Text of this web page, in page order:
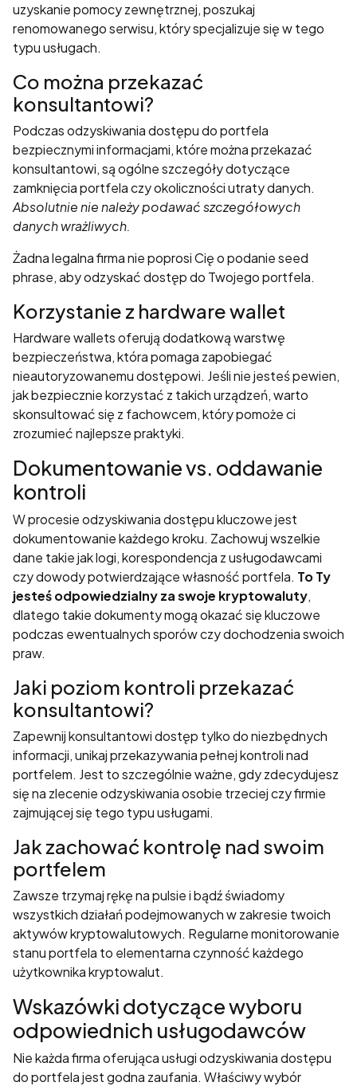
uzyskanie pomocy zewnętrznej, poszukaj
renomowanego serwisu, który specjalizuje się w tego
typu usługach.
Co można przekazać
konsultantowi?
Podczas odzyskiwania dostępu do portfela
bezpiecznymi informacjami, które można przekazać
konsultantowi, są ogólne szczegóły dotyczące
zamknięcia portfela czy okoliczności utraty danych.
Absolutnie nie należy podawać szczegółowych
danych wrażliwych.
Żadna legalna firma nie poprosi Cię o podanie seed
phrase, aby odzyskać dostęp do Twojego portfela.
Korzystanie z hardware wallet
Hardware wallets oferują dodatkową warstwę
bezpieczeństwa, która pomaga zapobiegać
nieautoryzowanemu dostępowi. Jeśli nie jesteś pewien,
jak bezpiecznie korzystać z takich urządzeń, warto
skonsultować się z fachowcem, który pomoże ci
zrozumieć najlepsze praktyki.
Dokumentowanie vs. oddawanie
kontroli
W procesie odzyskiwania dostępu kluczowe jest
dokumentowanie każdego kroku. Zachowuj wszelkie
dane takie jak logi, korespondencja z usługodawcami
czy dowody potwierdzające własność portfela. To Ty
jesteś odpowiedzialny za swoje kryptowaluty,
dlatego takie dokumenty mogą okazać się kluczowe
podczas ewentualnych sporów czy dochodzenia swoich
praw.
Jaki poziom kontroli przekazać
konsultantowi?
Zapewnij konsultantowi dostęp tylko do niezbędnych
informacji, unikaj przekazywania pełnej kontroli nad
portfelem. Jest to szczególnie ważne, gdy zdecydujesz
się na zlecenie odzyskiwania osobie trzeciej czy firmie
zajmującej się tego typu usługami.
Jak zachować kontrolę nad swoim
portfelem
Zawsze trzymaj rękę na pulsie i bądź świadomy
wszystkich działań podejmowanych w zakresie twoich
aktywów kryptowalutowych. Regularne monitorowanie
stanu portfela to elementarna czynność każdego
użytkownika kryptowalut.
Wskazówki dotyczące wyboru
odpowiednich usługodawców
Nie każda firma oferująca usługi odzyskiwania dostępu
do portfela jest godna zaufania. Właściwy wybór